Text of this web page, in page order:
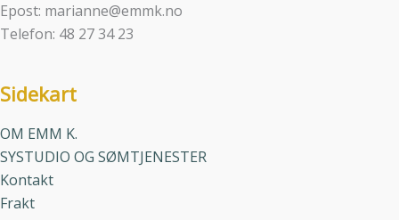
Epost: marianne@emmk.no
Telefon: 48 27 34 23
Sidekart
OM EMM K.
SYSTUDIO OG SØMTJENESTER
Kontakt
Frakt